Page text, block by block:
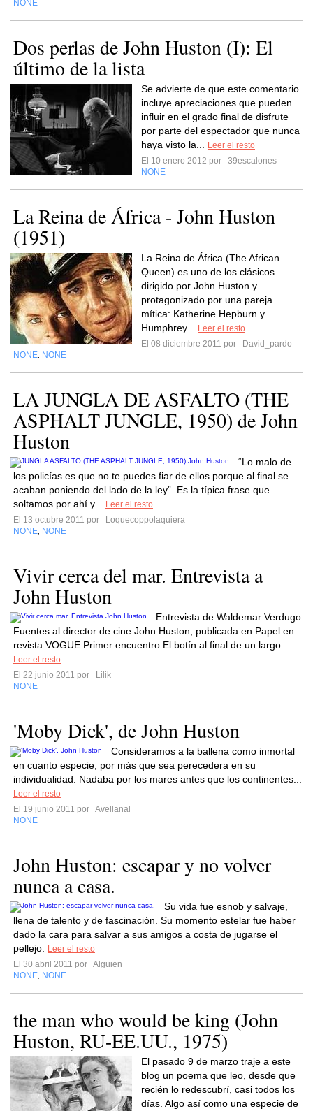
NONE
Dos perlas de John Huston (I): El
último de la lista
Se advierte de que este comentario
incluye apreciaciones que pueden
influir en el grado final de disfrute
por parte del espectador que nunca
haya visto la...
Leer el resto
El 10 enero 2012 por
39escalones
NONE
La Reina de África - John Huston
(1951)
La Reina de África (The African
Queen) es uno de los clásicos
dirigido por John Huston y
protagonizado por una pareja
mítica: Katherine Hepburn y
Humphrey...
Leer el resto
El 08 diciembre 2011 por
David_pardo
NONE NONE
LA JUNGLA DE ASFALTO (THE
ASPHALT JUNGLE, 1950) de John
Huston
“Lo malo de
los policías es que no te puedes fiar de ellos porque al final se
acaban poniendo del lado de la ley”. Es la típica frase que
soltamos por ahí y...
Leer el resto
El 13 octubre 2011 por
Loquecoppolaquiera
NONE NONE
Vivir cerca del mar. Entrevista a
John Huston
Entrevista de Waldemar Verdugo
Fuentes al director de cine John Huston, publicada en Papel en
revista VOGUE.Primer encuentro:El botín al final de un largo...
Leer el resto
El 22 junio 2011 por
Lilik
NONE
'Moby Dick', de John Huston
Consideramos a la ballena como inmortal
en cuanto especie, por más que sea perecedera en su
individualidad. Nadaba por los mares antes que los continentes...
Leer el resto
El 19 junio 2011 por Avellanal
NONE
John Huston: escapar y no volver
nunca a casa.
Su vida fue esnob y salvaje,
llena de talento y de fascinación. Su momento estelar fue haber
dado la cara para salvar a sus amigos a costa de jugarse el
pellejo.
Leer el resto
El 30 abril 2011 por Alguien
NONE NONE
the man who would be king (John
Huston, RU-EE.UU., 1975)
El pasado 9 de marzo traje a este
blog un poema que leo, desde que
recién lo redescubrí, casi todos los
días. Algo así como una especie de